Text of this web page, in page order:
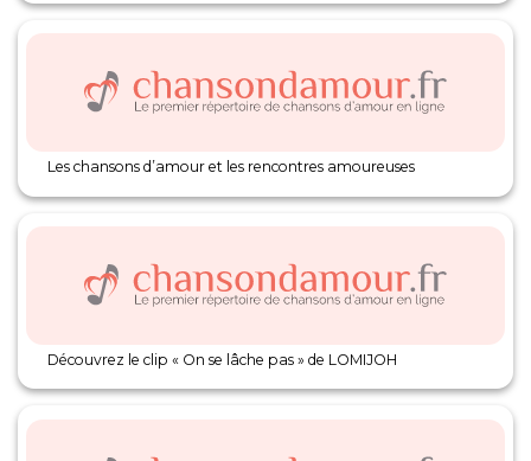
Les chansons d’amour et les rencontres amoureuses
Découvrez le clip « On se lâche pas » de LOMIJOH